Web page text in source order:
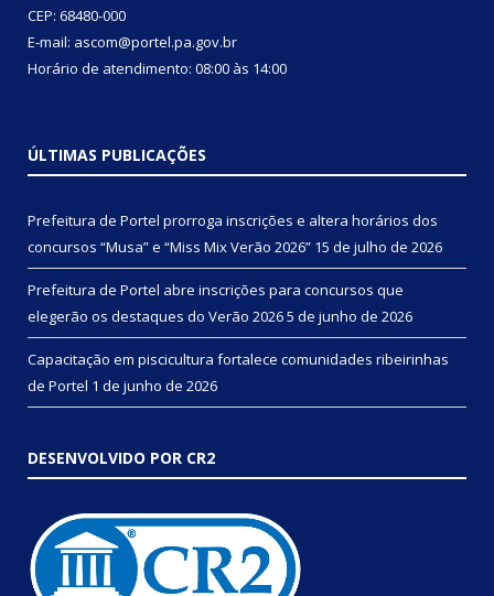
CEP: 68480-000
E-mail: ascom@portel.pa.gov.br
Horário de atendimento: 08:00 às 14:00
ÚLTIMAS PUBLICAÇÕES
Prefeitura de Portel prorroga inscrições e altera horários dos
concursos “Musa” e “Miss Mix Verão 2026” 15 de julho de 2026
Prefeitura de Portel abre inscrições para concursos que
elegerão os destaques do Verão 20265 de junho de 2026
Capacitação em piscicultura fortalece comunidades ribeirinhas
de Portel 1 de junho de 2026
DESENVOLVIDO POR CR2